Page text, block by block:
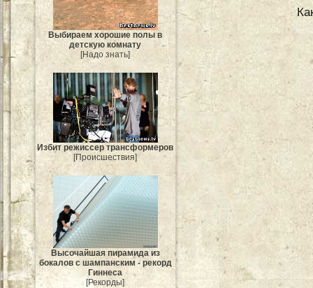
Выбираем хорошие полы в
детскую комнату
[Надо знать]
Избит режиссер трансформеров
[Происшествия]
Высочайшая пирамида из
бокалов с шампанским - рекорд
Гиннеса
[Рекорды]